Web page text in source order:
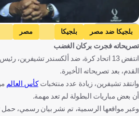
Getty Images
بلجيكا ضد مصر بلجيكا مصر
إسكتلندا ضد المغرب
إسكتلندا
السويد ضد تونس
السويد
تونس
الأرجنتين ضد الجزائر
فرنسا ضد السنغال
فرنسا
الولايات المتحدة
اسكتلندا المغرب
تصريحاته فجرت بركان الغضب
انتفض 13 اتحاد كرة، ضد ألكسندر تشيفرين،
القدم، بعد تصريحاته الأخيرة.
وانتقد تشيفرين، زيادة عدد منتخباتكأس العالم
أن بعض مباريات البطولة لم تعد مهمة.